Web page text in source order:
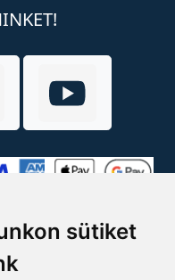
sütiket